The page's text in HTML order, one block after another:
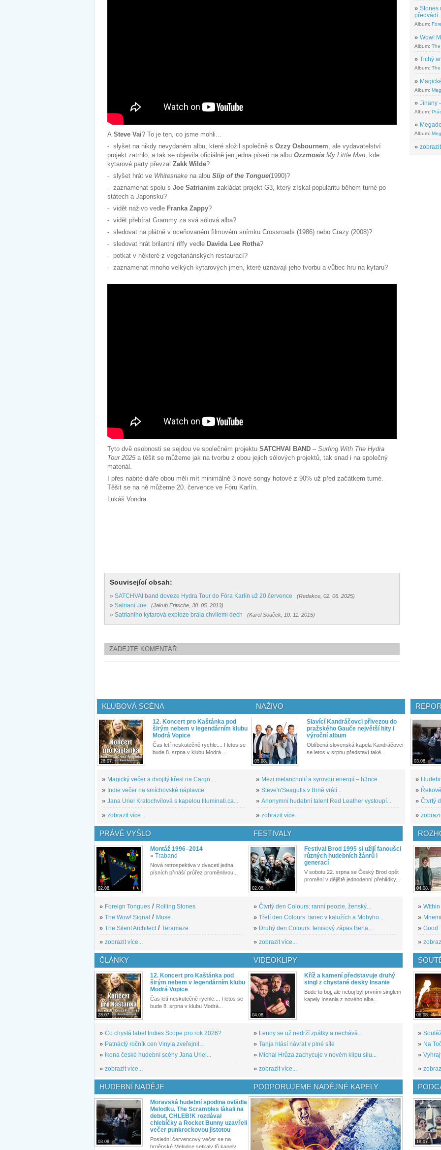
A Steve Vai? To je ten, co jsme mohli…
- slyšet na nikdy nevydaném albu, které složil společně s Ozzy Osbournem, ale vydavatelství
projekt zatrhlo, a tak se objevila oficiálně jen jedna píseň na albu Ozzmosis My Little Man, kde
kytarové party převzal Zakk Wilde?
- slyšet hrát ve Whitesnake na albu Slip of the Tongue(1990)?
- zaznamenat spolu s Joe Satrianim zakládat projekt G3, který získal popularitu během turné po
státech a Japonsku?
- vidět naživo vedle Franka Zappy?
- vidět přebírat Grammy za svá sólová alba?
- sledovat na plátně v oceňovaném filmovém snímku Crossroads (1986) nebo Crazy (2008)?
- sledovat hrát brilantní riffy vedle Davida Lee Rotha?
- potkat v některé z vegetariánských restaurací?
- zaznamenat mnoho velkých kytarových jmen, které uznávají jeho tvorbu a vůbec hru na kytaru?
Tyto dvě osobnosti se sejdou ve společném projektu SATCHVAI BAND – Surfing With The Hydra
Tour 2025a těšit se můžeme jak na tvorbu z obou jejich sólových projektů, tak snad i na společný
materiál.
I přes nabité diáře obou měli mít minimálně 3 nové songy hotové z 90% už před začátkem turné.
Těšit se na ně můžeme 20. července ve Fóru Karlín.
Lukáš Vondra
Související obsah:
» SATCHVAI band doveze Hydra Tour do Fóra Karlín už 20.července (Redakce, 02. 06. 2025)
» Satriani Joe (Jakub Fritsche, 30. 05. 2013)
» Satrianiho kytarová exploze brala chvílemi dech (Karel Souček, 10. 11. 2015)
ZADEJTE KOMENTÁŘ
» Stones
Album:
» Wow!
Album:
» Tichý
Album:
»
Album:
» Jinany
Album:
»
Album:
»
KLUBOVÁ SCÉNA
28.07.
12. Koncert pro Kaštánka pod
širým nebem v legendárním klubu
Modrá Vopice
Čas letí neskutečně rychle.... I letos se
bude 8. srpna v klubu Modrá...
» Magický večer a dvojitý křest na Cargo...
» Indie večer na smíchovské náplavce
» Jana Uriel Kratochvílová s kapelou Illuminati.ca...
» zobrazit více...
NAŽIVO
05.08.
Slavící Kandráčovci přivezou do
pražského Gauče největší hity i
výroční album
Oblíbená slovenská kapela Kandráčovci
se letos v srpnu představí také...
» Mezi melancholií a syrovou energií – h3nce...
» Steve'n'Seagulls v Brně vrátí...
» Anonymní hudební talent Red Leather vystoupí...
» zobrazit více...
03.08.
»
»
» Čtvrtý
»
PRÁVĚ VYŠLO
02.08.
Montáž 1996–2014
» Traband
Nová retrospektiva v dvaceti jedna
písních přináší průřez proměnlivou...
» Foreign Tongues / Rolling Stones
» The Wow! Signal / Muse
» The Silent Architect / Teramaze
» zobrazit více...
FESTIVALY
02.08.
Festival Brod 1995 si užijí fanoušci
různých hudebních žánrů i
generací
V sobotu 22. srpna se Český Brod opět
promění v dějiště jednodenní přehlídky...
» Čtvrtý den Colours: ranní peozie, ženský...
» Třetí den Colours: tanec v kalužích a Mobyho...
» Druhý den Colours: tenisový zápas Berta,...
» zobrazit více...
04.08.
»
»
» Good
»
ČLÁNKY
28.07.
12. Koncert pro Kaštánka pod
širým nebem v legendárním klubu
Modrá Vopice
Čas letí neskutečně rychle.... I letos se
bude 8. srpna v klubu Modrá...
» Co chystá label Indies Scope pro rok 2026?
» Patnáctý ročník cen Vinyla zveřejnil...
»
Ikona české hudební scény Jana Uriel...
» zobrazit více...
VIDEOKLIPY
04.08.
Kříž a kamení představuje druhý
singl z chystané desky Insanie
Bude to boj, ale neboj byl prvním singlem
kapely Insania z nového alba...
» Lenny se už nedrží zpátky a nechává...
» Tanja hlásí návrat v plné síle
» Michal Hrůza zachycuje v novém klipu sílu...
» zobrazit více...
06.08.
»
» Na
»
»
HUDEBNÍ NADĚJE
03.08.
Moravská hudební spodina ovládla
Melodku. The Scrambles lákali na
debut, CHLEB!K rozdával
chlebíčky a Rocket Bunny uzavřeli
večer punkrockovou jistotou
Poslední červencový večer se na
brněnské Melodce setkaly tři kapely...
PODPORUJEME NADĚJNÉ KAPELY
19.07.